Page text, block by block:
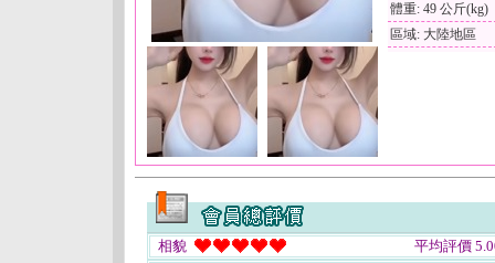
體重: 49 公斤(kg)
區域: 大陸地區
相貌
平均評價